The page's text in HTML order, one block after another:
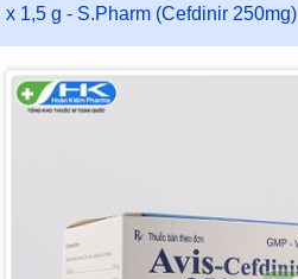
x 1,5 g - S.Pharm (Cefdinir 250mg)